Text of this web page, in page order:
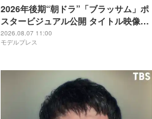
2026年後期“朝ドラ”「ブラッサム」ポ
スタービジュアル公開 タイトル映像担
当・ドラマの語りも決定
2026.08.07 11:00
モデルプレス